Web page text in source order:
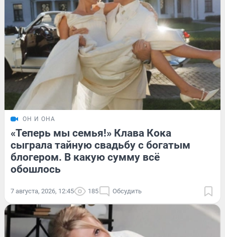
ОН И ОНА
«Теперь мы семья!» Клава Кока
сыграла тайную свадьбу с богатым
блогером. В какую сумму всё
обошлось
7 августа, 2026, 12:45 185 Обсудить